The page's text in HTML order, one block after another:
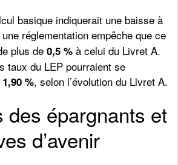
basique indiquerait une baisse à
réglementation empêche que ce
plus de0,5 % à celui du Livret A.
taux du LEP pourraient se
1,90 %, selon l’évolution du Livret A.
des épargnants et
d’avenir